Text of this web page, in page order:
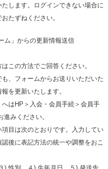
します。ログインできない場合に
たずねください。
ム」からの更新情報送信
この方法でご回答ください。
、フォームからお送りいただいた
を更新いたします。
はHP＞入会・会員手続＞会員手
みください。
目は次のとおりです。入力してい
後に表記方法の統一や調整をおこ